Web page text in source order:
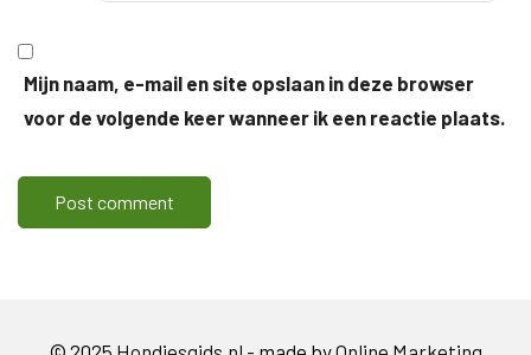
Mijn naam, e-mail en site opslaan in deze browser
voor de volgende keer wanneer ik een reactie plaats.